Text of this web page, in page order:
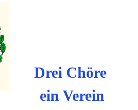
Drei Chöre
ein Verein